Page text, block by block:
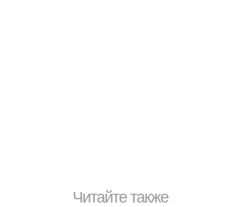
Читайте также